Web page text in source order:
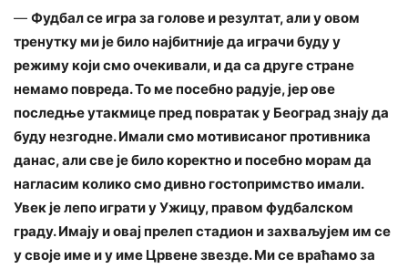
— Фудбал се игра за голове и резултат, али у овом
тренутку ми је било најбитније да играчи буду у
режиму који смо очекивали, и да са друге стране
немамо повреда. То ме посебно радује, јер ове
последње утакмице пред повратак у Београд знају да
буду незгодне. Имали смо мотивисаног противника
данас, али све је било коректно и посебно морам да
нагласим колико смо дивно гостопримство имали.
Увек је лепо играти у Ужицу, правом фудбалском
граду. Имају и овај прелеп стадион и захваљујем им се
у своје име и у име Црвене звезде. Ми се враћамо за